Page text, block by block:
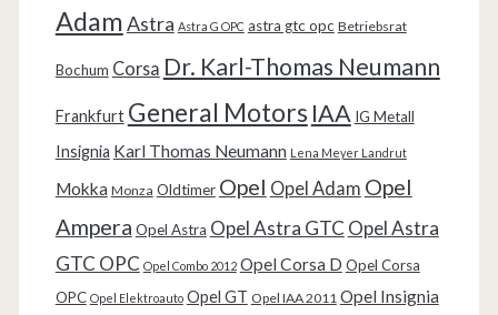
AdamAstra Astra G OPC astra gtc opc Betriebsrat
Bochum Corsa Dr. Karl-Thomas Neumann
Frankfurt General Motors IAA IG Metall
Insignia Karl Thomas Neumann Lena Meyer Landrut
Mokka Monza Oldtimer Opel Opel Adam Opel
Ampera Opel Astra Opel Astra GTC Opel Astra
GTC OPC Opel Combo 2012 Opel Corsa D Opel Corsa
OPC Opel Elektroauto Opel GT Opel IAA 2011 Opel Insignia